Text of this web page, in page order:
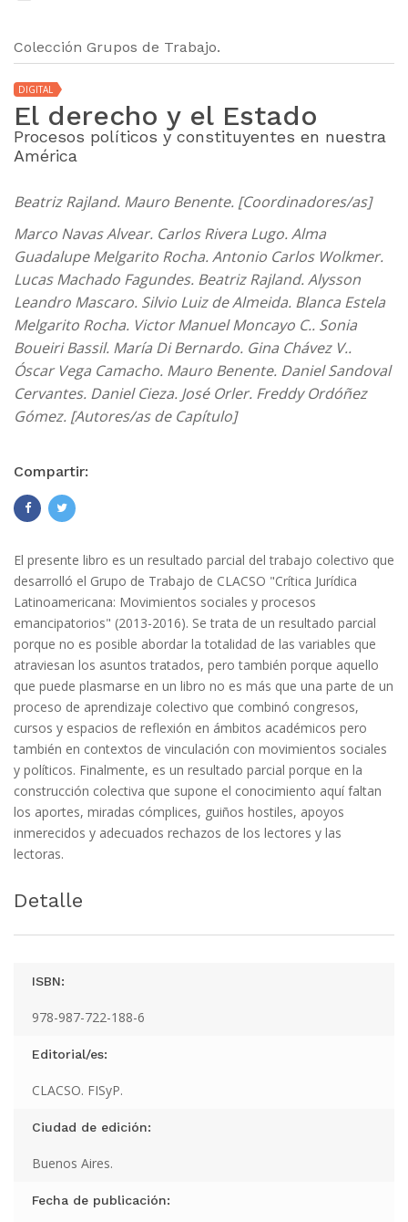
Colección Grupos de Trabajo.
DIGITAL
El derecho y el Estado
Procesos políticos y constituyentes en nuestra
América
Beatriz Rajland. Mauro Benente. [Coordinadores/as]
Marco Navas Alvear. Carlos Rivera Lugo. Alma
Guadalupe Melgarito Rocha. Antonio Carlos Wolkmer.
Lucas Machado Fagundes. Beatriz Rajland. Alysson
Leandro Mascaro. Silvio Luiz de Almeida. Blanca Estela
Melgarito Rocha. Victor Manuel Moncayo C.. Sonia
Boueiri Bassil. María Di Bernardo. Gina Chávez V..
Óscar Vega Camacho. Mauro Benente. Daniel Sandoval
Cervantes. Daniel Cieza. José Orler. Freddy Ordóñez
Gómez. [Autores/as de Capítulo]
Compartir:
El presente libro es un resultado parcial del trabajo colectivo que
desarrolló el Grupo de Trabajo de CLACSO "Crítica Jurídica
Latinoamericana: Movimientos sociales y procesos
emancipatorios" (2013-2016). Se trata de un resultado parcial
porque no es posible abordar la totalidad de las variables que
atraviesan los asuntos tratados, pero también porque aquello
que puede plasmarse en un libro no es más que una parte de un
proceso de aprendizaje colectivo que combinó congresos,
cursos y espacios de reflexión en ámbitos académicos pero
también en contextos de vinculación con movimientos sociales
y políticos. Finalmente, es un resultado parcial porque en la
construcción colectiva que supone el conocimiento aquí faltan
los aportes, miradas cómplices, guiños hostiles, apoyos
inmerecidos y adecuados rechazos de los lectores y las
lectoras.
Detalle
ISBN:
978-987-722-188-6
Editorial/es:
CLACSO. FISyP.
Ciudad de edición:
Buenos Aires.
Fecha de publicación: